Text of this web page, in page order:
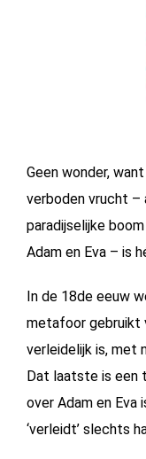
Geen wonder,
verboden vrucht –
paradijselijke
Adam en Eva – is
In de 18de eeuw
metafoor gebruikt
verleidelijk is, met
Dat laatste is een
over Adam en Eva
‘verleidt’ slechts